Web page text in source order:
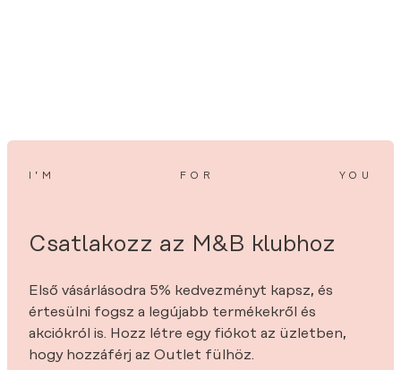
I’M FOR YOU
Csatlakozz az M&B klubhoz
Első vásárlásodra 5% kedvezményt kapsz, és
értesülni fogsz a legújabb termékekről és
akciókról is. Hozz létre egy fiókot az üzletben,
hogy hozzáférj az Outlet fülhöz.